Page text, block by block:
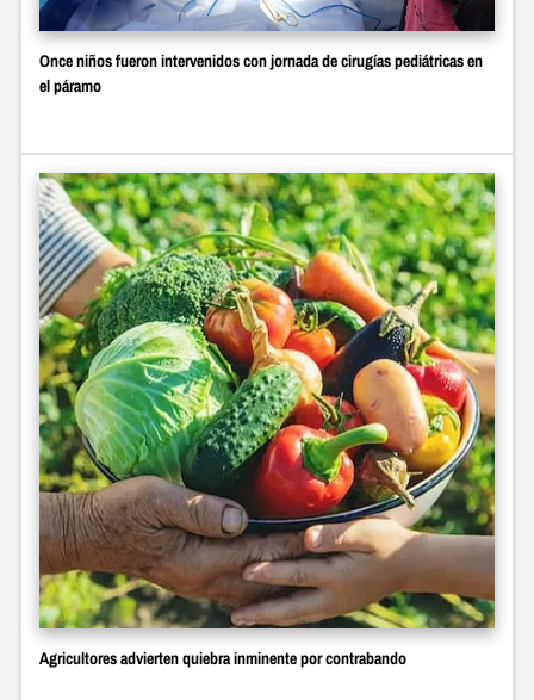
Once niños fueron intervenidos con jornada de cirugías pediátricas en
el páramo
Agricultores advierten quiebra inminente por contrabando